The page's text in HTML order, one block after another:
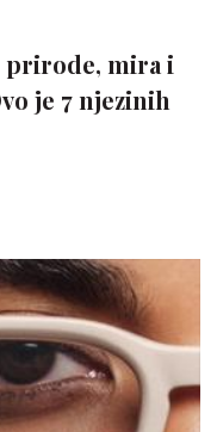
prirode, mira i
je 7 njezinih